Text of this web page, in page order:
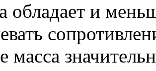
обладает и
масса